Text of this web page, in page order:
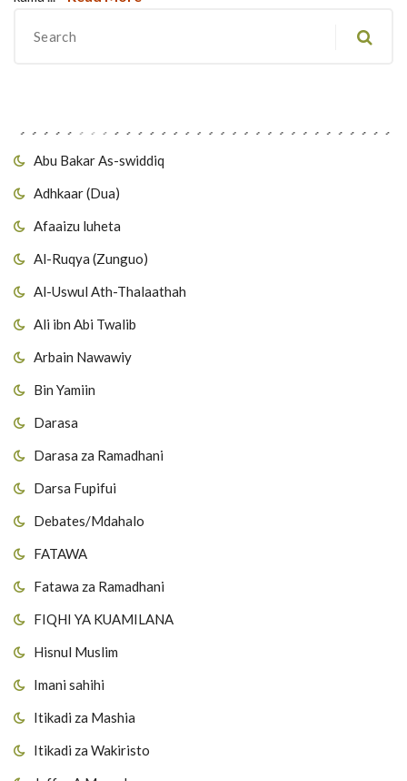
Abu Bakar As-swiddiq
Adhkaar (Dua)
Afaaizu luheta
Al-Ruqya (Zunguo)
Al-Uswul Ath-Thalaathah
Ali ibn Abi Twalib
Arbain Nawawiy
Bin Yamiin
Darasa
Darasa za Ramadhani
Darsa Fupifui
Debates/Mdahalo
FATAWA
Fatawa za Ramadhani
FIQHI YA KUAMILANA
Hisnul Muslim
Imani sahihi
Itikadi za Mashia
Itikadi za Wakiristo